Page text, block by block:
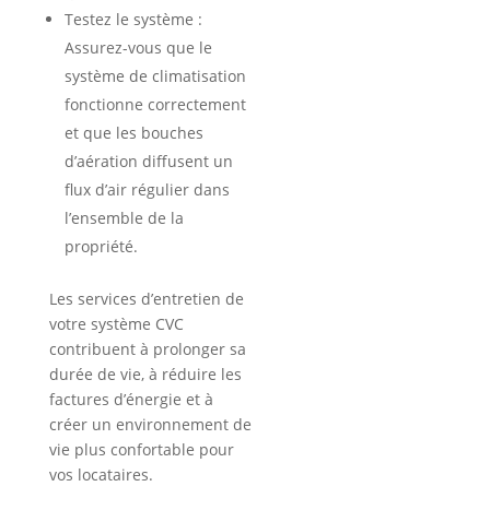
Testez le système :
Assurez-vous que le
système de climatisation
fonctionne correctement
et que les bouches
d’aération diffusent un
flux d’air régulier dans
l’ensemble de la
propriété.
Les services d’entretien de
votre système CVC
contribuent à prolonger sa
durée de vie, à réduire les
factures d’énergie et à
créer un environnement de
vie plus confortable pour
vos locataires.